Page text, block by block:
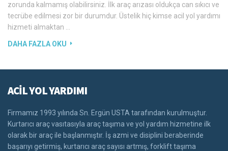
zorunda kalmamış olabilirsiniz. İlk araç arızası oldukça can sıkıcı ve
tecrübe edilmesi zor bir durumdur. Üstelik hiç kimse acil yol yardımı
hizmeti almaktan …
DAHA FAZLA OKU
ACİL YOL YARDIMI
Firmamız 1993 yılında Sn. Ergün USTA tarafından kurulmuştur.
Kurtarıcı araç vasıtasıyla araç taşıma ve yol yardım hizmetine ilk
olarak bir araç ile başlanmıştır. İş azmi ve disiplini beraberinde
başarıyı getirmiş, kurtarıcı araç sayısı artmış, forklift taşıma